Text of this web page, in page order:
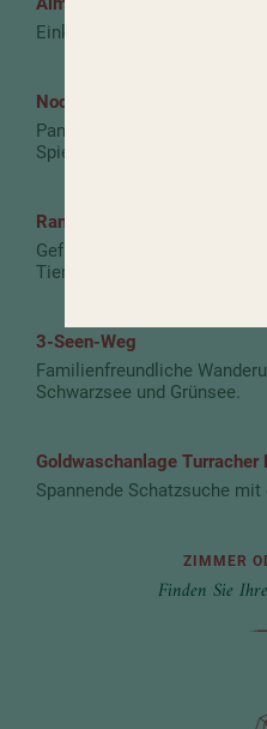
ZIMMER
Finden Sie
Einkehrmöglichkeit an der
Nockalmstraße
Panoramastraße mit
Spielstationen.
Ranger-Wanderungen im
Geführte Touren mit
Tierwelt.
3-Seen-Weg
Familienfreundliche
Schwarzsee und Grünsee.
Goldwaschanlage Turracher
Spannende Schatzsuche